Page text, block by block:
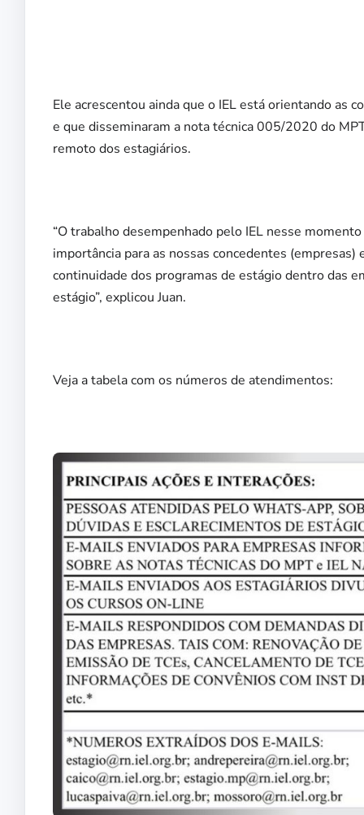
Ele acrescentou ainda que o IEL está orientando as
e que disseminaram a nota técnica 005/2020 do
remoto dos estagiários.
“O trabalho desempenhado pelo IEL nesse
importância para as nossas concedentes
continuidade dos programas de estágio dentro das
estágio”, explicou Juan.
Veja a tabela com os números de atendimentos: